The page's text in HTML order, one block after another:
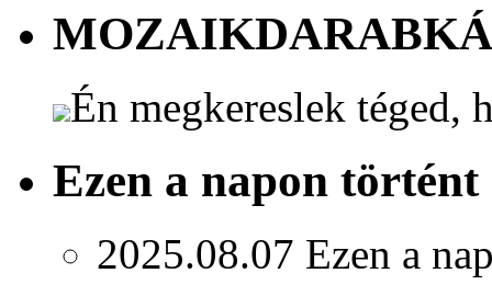
Én megkereslek téged,
Ezen a napon történt
2025.08.07 Ezen a